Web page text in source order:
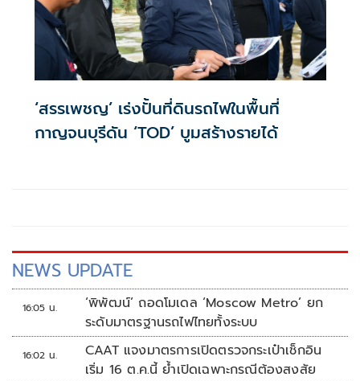
‘สรรเพชญ’ เร่งปั้นที่ดินรถไฟในพื้นที่
กาญจนบุรีดัน ‘TOD’ บูมสร้างรายได้
NEWS UPDATE
16:05 น.
‘พิพัฒน์’ ถอดโมเดล ‘Moscow Metro’ ยก
ระดับมาตรฐานรถไฟไทยทั้งระบบ
16:02 น.
CAAT แจงมาตรการเปิดตรวจกระเป๋าเช็กอิน
เริ่ม 16 ต.ค.นี้ ย้ำเปิดเฉพาะกรณีต้องสงสัย